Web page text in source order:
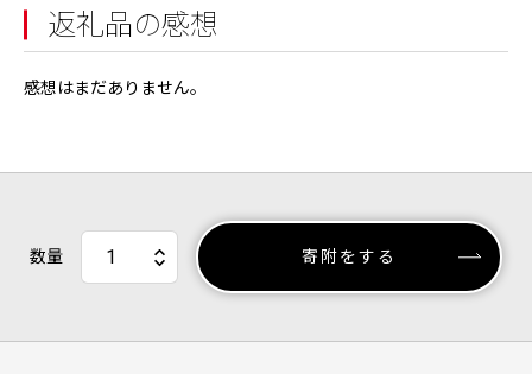
返礼品の感想
感想はまだありません。
数量 寄附をする